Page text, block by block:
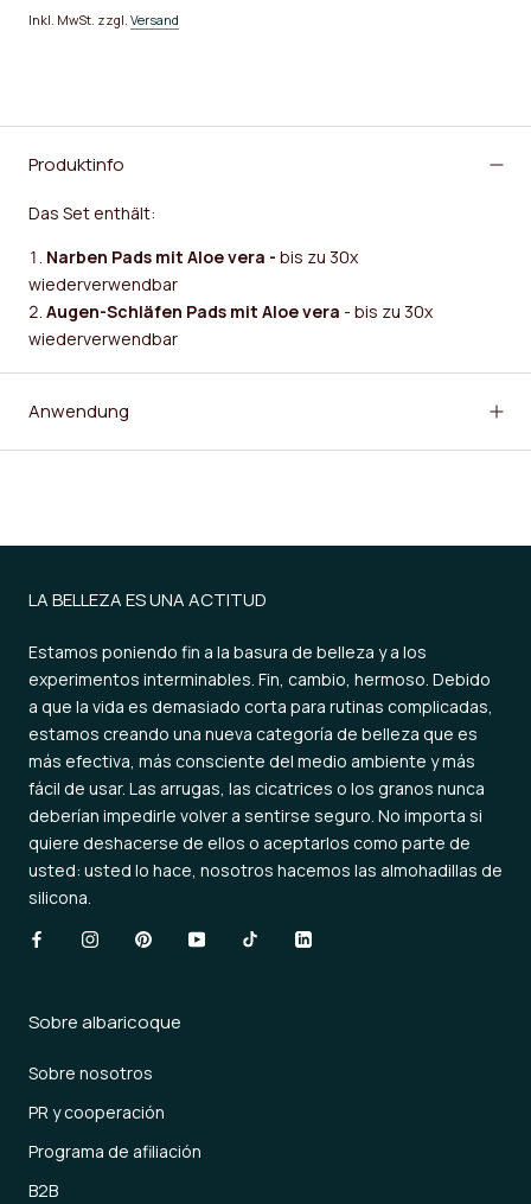
Inkl. MwSt. zzgl. Versand
Produktinfo
Das Set enthält:
Narben Pads mit Aloe vera - bis zu 30x
wiederverwendbar
Augen-Schläfen Pads mit Aloe vera - bis zu 30x
wiederverwendbar
Anwendung
LA BELLEZA ES UNA ACTITUD
Estamos poniendo fin a la basura de belleza y a los
experimentos interminables. Fin, cambio, hermoso. Debido
a que la vida es demasiado corta para rutinas complicadas,
estamos creando una nueva categoría de belleza que es
más efectiva, más consciente del medio ambiente y más
fácil de usar. Las arrugas, las cicatrices o los granos nunca
deberían impedirle volver a sentirse seguro. No importa si
quiere deshacerse de ellos o aceptarlos como parte de
usted: usted lo hace, nosotros hacemos las almohadillas de
silicona.
Sobre albaricoque
Sobre nosotros
PR y cooperación
Programa de afiliación
B2B